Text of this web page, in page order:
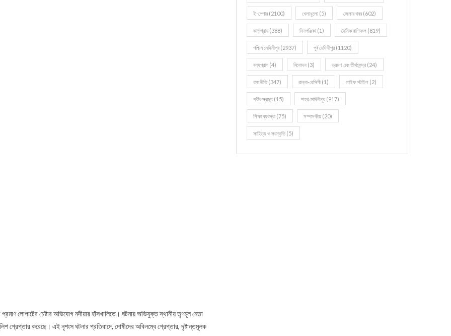
লোপাটের চেষ্টার অভিযোগ নদীয়ার হাঁসখালিতে। ঘটনায় অভিযুক্ত স্থানীয় তৃণমূল নেতা
গ্রেপ্তার করেছে। এই নৃশংস ঘটনার প্রতিবাদে, দোষীদের অবিলম্বে গ্রেপ্তার, দৃষ্টান্তমূলক
ই-পেপার (2100) খেলাধূলো (5) জেলার খবর (602)
ঝাড়গ্রাম (388) দিনপঞ্জিকা (1) দৈনিক রাশিফল (819)
পশ্চিম মেদিনীপুর (2937) পূর্ব মেদিনীপুর (1120)
বন্যপ্রাণ (4) বিনোদন (3) ভ্রমণ এবং তীর্থকেন্দ্র (24)
রাজনীতি(347) রান্না-রেসিপী (1) লাইফ স্টাইল (2)
শরীর স্বাস্থ্য (15) শহর মেদিনীপুর (917)
শিক্ষা ব্যবস্থা (75) সম্পাদকীয় (20)
সাহিত্য ও সংস্কৃতি(5)